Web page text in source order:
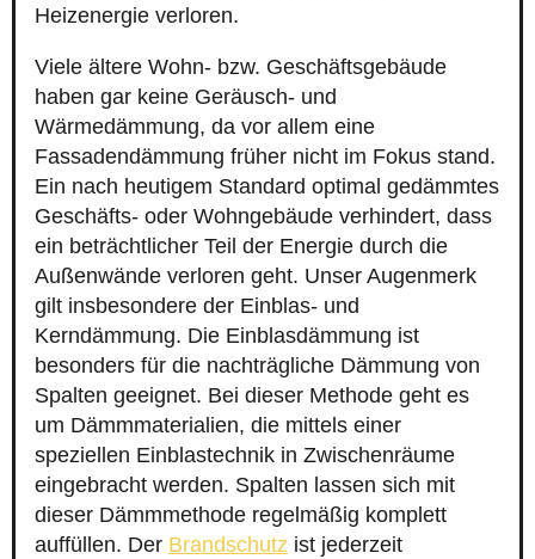
Heizenergie verloren.
Viele ältere Wohn- bzw. Geschäftsgebäude
haben gar keine Geräusch- und
Wärmedämmung, da vor allem eine
Fassadendämmung früher nicht im Fokus stand.
Ein nach heutigem Standard optimal gedämmtes
Geschäfts- oder Wohngebäude verhindert, dass
ein beträchtlicher Teil der Energie durch die
Außenwände verloren geht. Unser Augenmerk
gilt insbesondere der Einblas- und
Kerndämmung. Die Einblasdämmung ist
besonders für die nachträgliche Dämmung von
Spalten geeignet. Bei dieser Methode geht es
um Dämmmaterialien, die mittels einer
speziellen Einblastechnik in Zwischenräume
eingebracht werden. Spalten lassen sich mit
dieser Dämmmethode regelmäßig komplett
auffüllen. Der Brandschutz ist jederzeit